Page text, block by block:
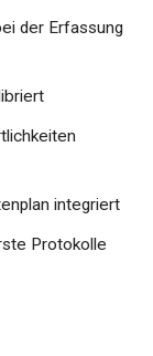
der Erfassung
integriert
Protokolle